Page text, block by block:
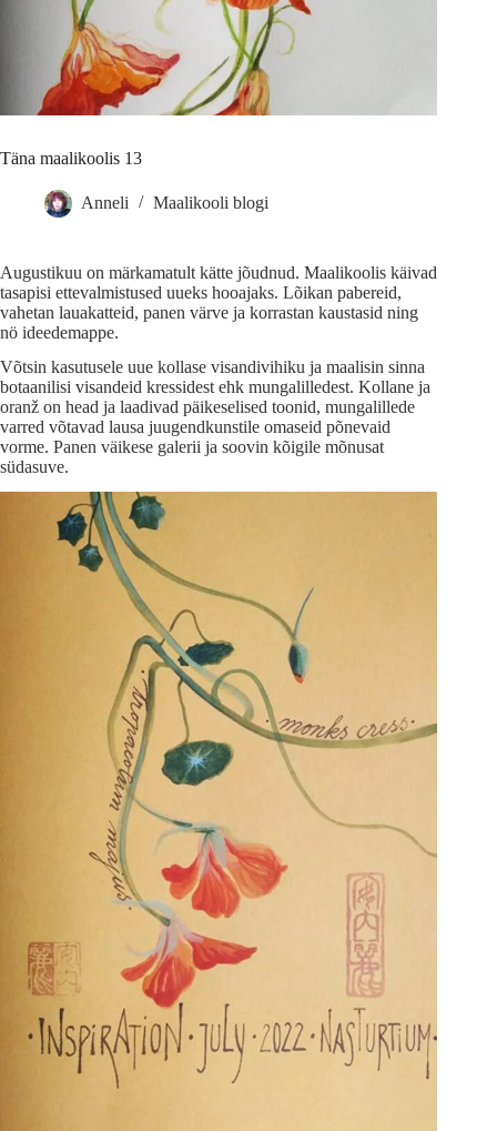
Täna maalikoolis 13
Anneli Maalikooli blogi
Augustikuu on märkamatult kätte jõudnud. Maalikoolis käivad
tasapisi ettevalmistused uueks hooajaks. Lõikan pabereid,
vahetan lauakatteid, panen värve ja korrastan kaustasid ning
nö ideedemappe.
Võtsin kasutusele uue kollase visandivihiku ja maalisin sinna
botaanilisi visandeid kressidest ehk mungalilledest. Kollane ja
oranž on head ja laadivad päikeselised toonid, mungalillede
varred võtavad lausa juugendkunstile omaseid põnevaid
vorme. Panen väikese galerii ja soovin kõigile mõnusat
südasuve.